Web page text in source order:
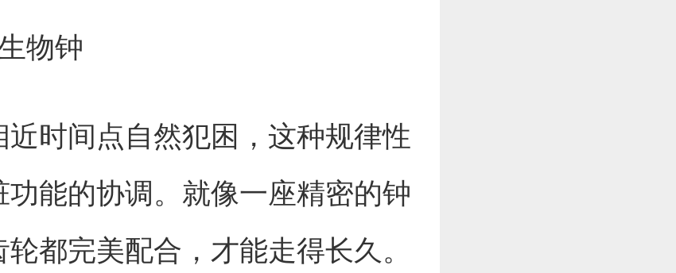
物钟
近时间点自然犯困，这种规律性
功能的协调。就像一座精密的钟
都完美配合，才能走得长久。